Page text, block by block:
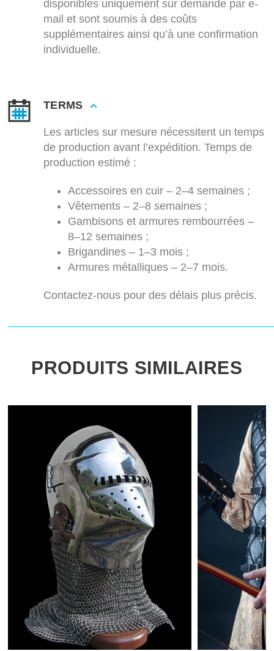
disponibles uniquement sur demande par e-
mail et sont soumis à des coûts
supplémentaires ainsi qu’à une confirmation
individuelle.
TERMS
Les articles sur mesure nécessitent un temps
de production avant l’expédition. Temps de
production estimé :
Accessoires en cuir – 2–4 semaines ;
Vêtements – 2–8 semaines ;
Gambisons et armures rembourrées –
8–12 semaines ;
Brigandines – 1–3 mois ;
Armures métalliques – 2–7 mois.
Contactez-nous pour des délais plus précis.
PRODUITS SIMILAIRES